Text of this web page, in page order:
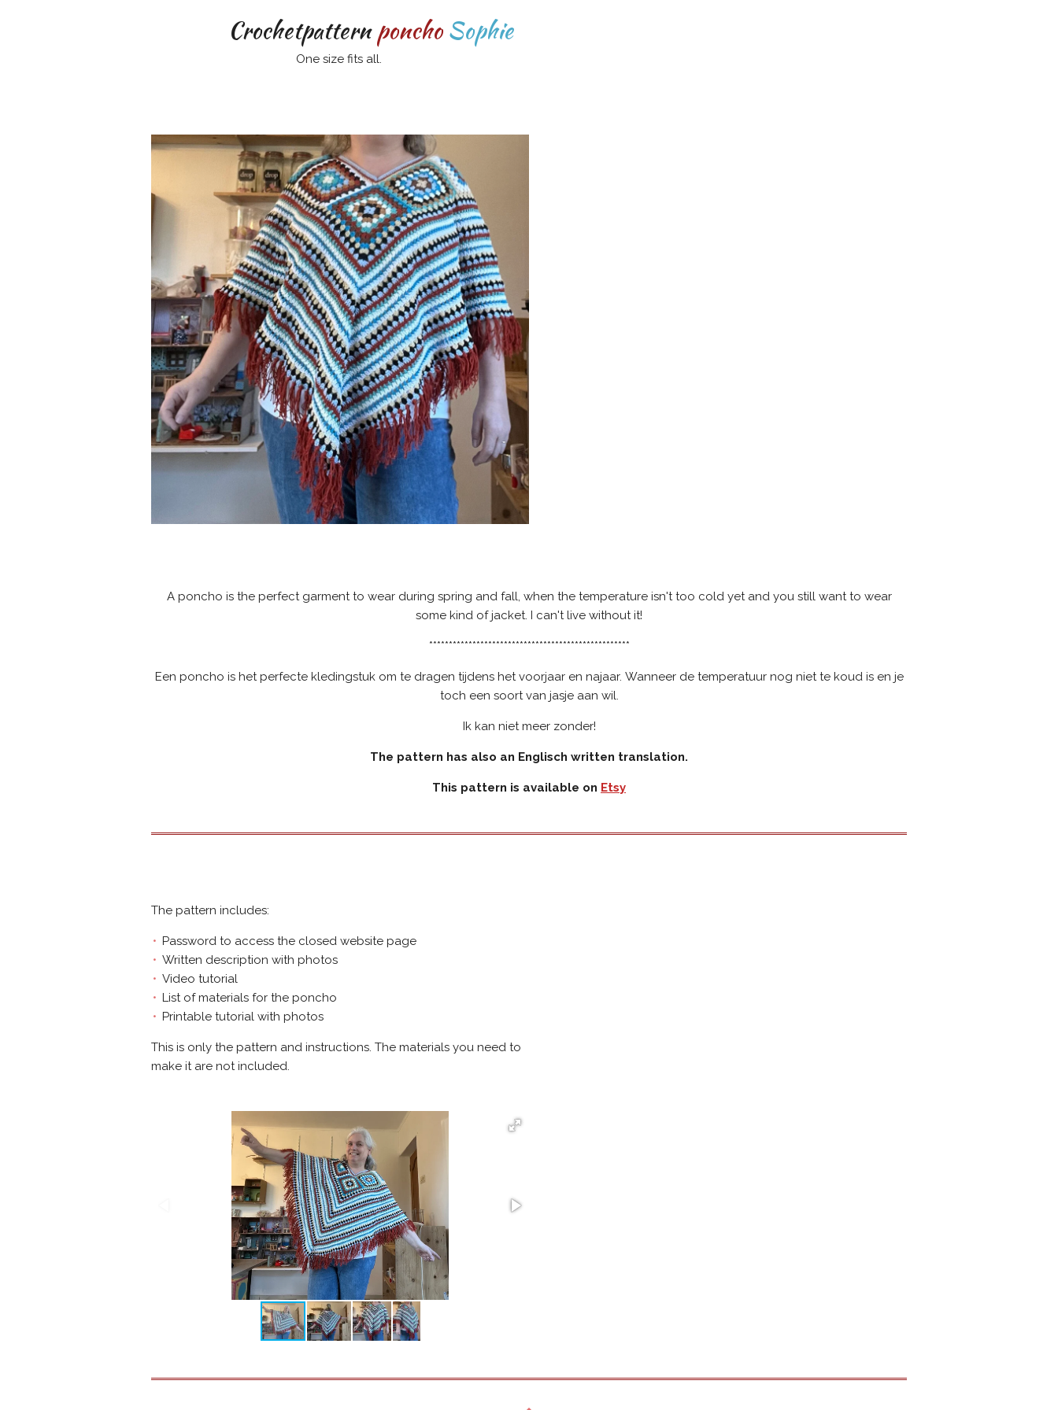
Crochetpatternponcho Sophie
One size fits all.
A poncho is the perfect garment to wear during spring and fall, when the temperature isn't too cold yet and you still want to wear
some kind of jacket. I can't live without it!
***************************************************
Een poncho is het perfecte kledingstuk om te dragen tijdens het voorjaar en najaar. Wanneer de temperatuur nog niet te koud is en je
toch een soort van jasje aan wil.
Ik kan niet meer zonder!
The pattern has also an Englisch written translation.
This pattern is available on Etsy
The pattern includes:
Password to access the closed website page
Written description with photos
Video tutorial
List of materials for the poncho
Printable tutorial with photos
This is only the pattern and instructions. The materials you need to
make it are not included.